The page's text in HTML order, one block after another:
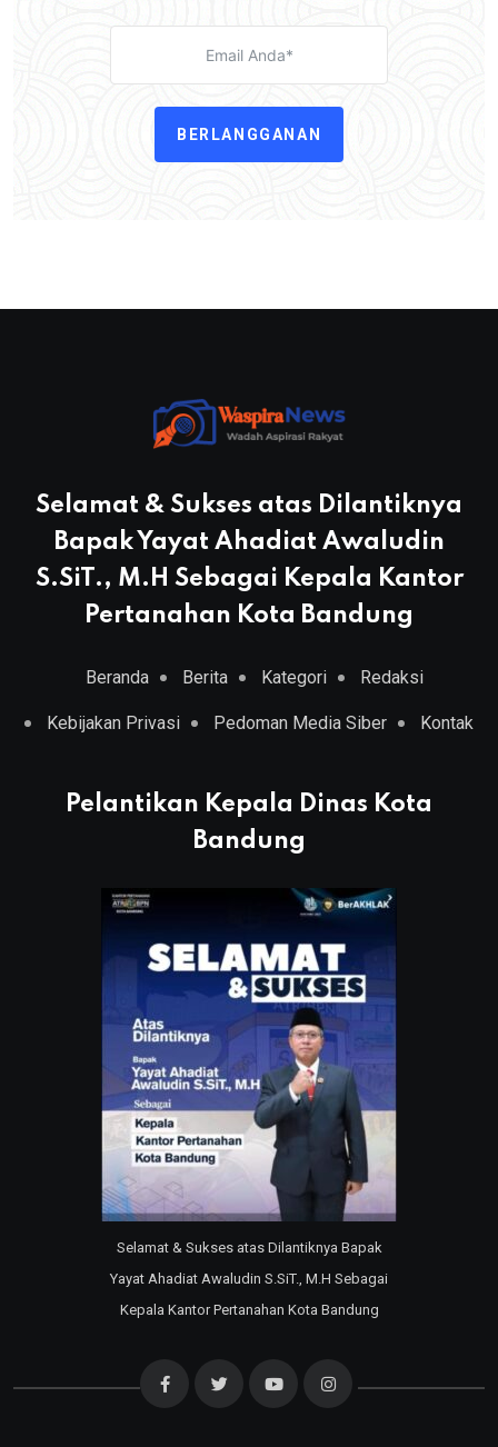
BERLANGGANAN
Selamat & Sukses atas Dilantiknya
Bapak Yayat Ahadiat Awaludin
S.SiT., M.H Sebagai Kepala Kantor
Pertanahan Kota Bandung
Beranda Berita Kategori Redaksi
Kebijakan Privasi Pedoman Media Siber Kontak
Pelantikan Kepala Dinas Kota
Bandung
Selamat & Sukses atas Dilantiknya Bapak
Yayat Ahadiat Awaludin S.SiT., M.H Sebagai
Kepala Kantor Pertanahan Kota Bandung